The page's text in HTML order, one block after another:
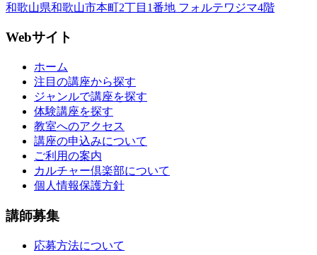
和歌山県和歌山市本町2丁目1番地 フォルテワジマ4階
Webサイト
ホーム
注目の講座から探す
ジャンルで講座を探す
体験講座を探す
教室へのアクセス
講座の申込みについて
ご利用の案内
カルチャー倶楽部について
個人情報保護方針
講師募集
応募方法について